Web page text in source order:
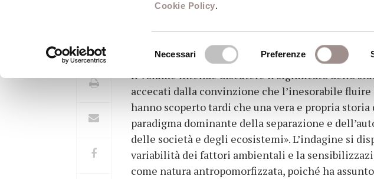
Cookie Policy.
Necessari Preferenze
Storia dell'ambiente
Il volume intende discutere il significato dello
accecati dalla convinzione che l’inesorabile
hanno scoperto tardi che una vera e propria
paradigma dominante della separazione e
delle società e degli ecosistemi». L’indagine si
variabilità dei fattori ambientali e la
come natura antropomorfizzata, poiché ha